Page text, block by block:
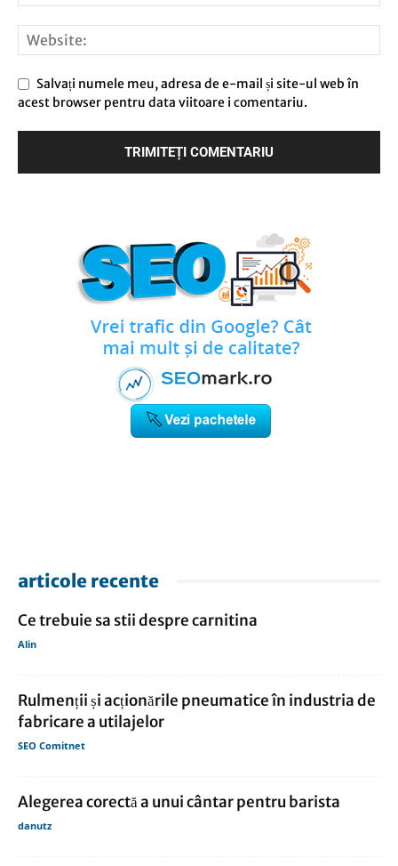
Salvați numele meu, adresa de e-mail și site-ul web în
acest browser pentru data viitoare i comentariu.
articole recente
Ce trebuie sa stii despre carnitina
Alin
Rulmenții și acționările pneumatice în industria de
fabricare a utilajelor
SEO Comitnet
Alegerea corectă a unui cântar pentru barista
danutz